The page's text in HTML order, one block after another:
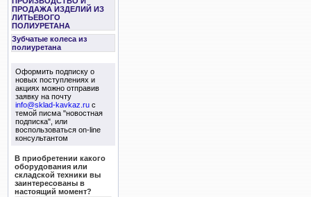
ПРОДАЖА ИЗДЕЛИЙ ИЗ
ЛИТЬЕВОГО
ПОЛИУРЕТАНА
Зубчатые колеса из
полиуретана
Оформить подписку о
новых поступлениях и
акциях можно отправив
заявку на почту
info@sklad-kavkaz.ruс
темой писма "новостная
подписка", или
воспользоваться on-line
консультантом
В приобретении какого
оборудования или
складской техники вы
заинтересованы в
настоящий момент?